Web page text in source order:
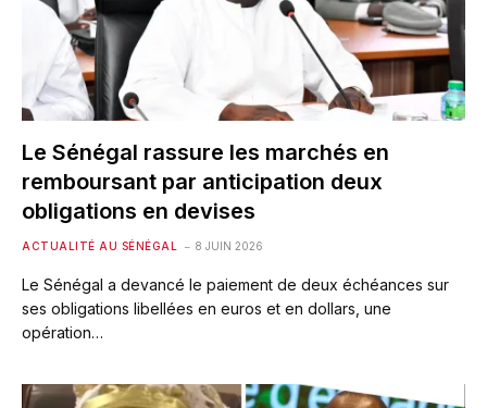
Le Sénégal rassure les marchés en
remboursant par anticipation deux
obligations en devises
ACTUALITÉ AU SÉNÉGAL 8 JUIN 2026
Le Sénégal a devancé le paiement de deux échéances sur
ses obligations libellées en euros et en dollars, une
opération…